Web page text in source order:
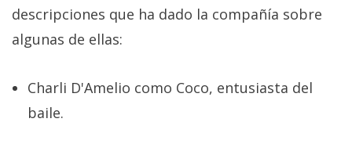
descripciones que ha dado la compañía sobre
algunas de ellas:
Charli D'Amelio como Coco, entusiasta del
baile.